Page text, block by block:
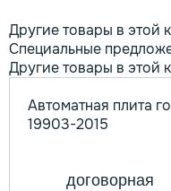
Другие товары в этой
Специальные
Другие товары в этой
Автоматная плита
19903-2015
договорная